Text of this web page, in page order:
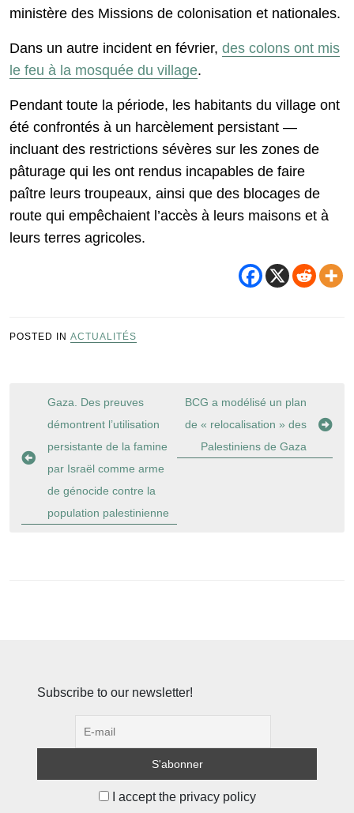
ministère des Missions de colonisation et nationales.
Dans un autre incident en février, des colons ont mis
le feu à la mosquée du village.
Pendant toute la période, les habitants du village ont
été confrontés à un harcèlement persistant —
incluant des restrictions sévères sur les zones de
pâturage qui les ont rendus incapables de faire
paître leurs troupeaux, ainsi que des blocages de
route qui empêchaient l’accès à leurs maisons et à
leurs terres agricoles.
POSTED IN ACTUALITÉS
Navigation
l’article
Gaza. Des preuves
démontrent l’utilisation
persistante de la famine
par Israël comme arme
de génocide contre la
population palestinienne
BCG a modélisé un plan
de « relocalisation » des
Palestiniens de Gaza
Subscribe to our newsletter!
I accept the privacy policy